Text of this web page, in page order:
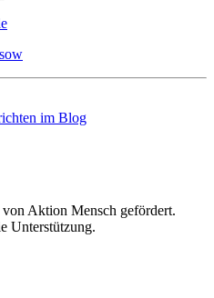
im Blog
Aktion Mensch gefördert.
Unterstützung.